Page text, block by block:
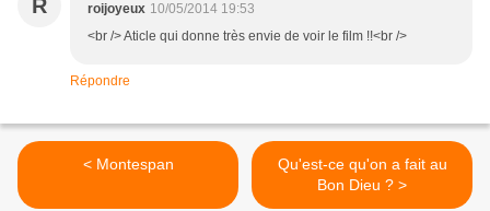
R roijoyeux 10/05/2014 19:53
<br /> Aticle qui donne très envie de voir le film !!<br />
Répondre
< Montespan
Qu'est-ce qu'on a fait au
Bon Dieu ? >